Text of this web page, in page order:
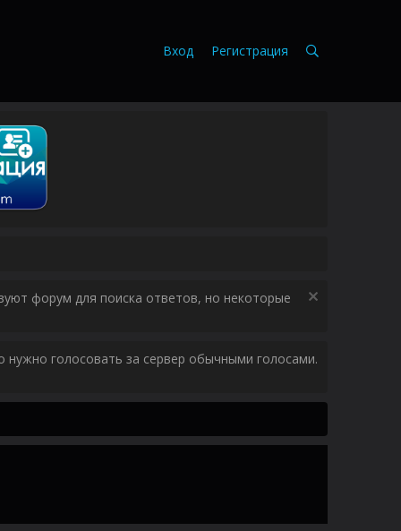
Вход Регистрация
форум для поиска ответов, но некоторые
нужно голосовать за сервер обычными голосами.